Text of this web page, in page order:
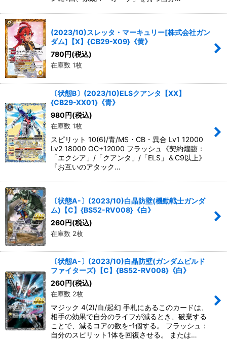
(2023/10)スレッタ・マーキュリー[株式会社ガン
ダム]【X】{CB29-X09}《黄》
780円(税込)
在庫数 1枚
〔状態B〕(2023/10)ELSクアンタ【XX】
{CB29-XX01}《青》
980円(税込)
在庫数 1枚
スピリット 10(6)/青/MS・CB・異合 Lv1 12000
Lv2 18000 OC+12000 フラッシュ《契約煌臨：
「エクシア」/「クアンタ」/「ELS」＆C9以上》
『お互いのアタック…
〔状態A-〕(2023/10)白晶防壁(機動戦士ガンダ
ム)【C】{BS52-RV008}《白》
260円(税込)
在庫数 2枚
〔状態A-〕(2023/10)白晶防壁(ガンダムビルド
ファイターズ)【C】{BS52-RV008}《白》
260 円(税込)
在庫数 2枚
マジック 4(2)/白/起幻 手札にあるこのカードは、
相手の効果で自分のライフが減るとき、破棄する
ことで、減るコアの数を-1個する。 フラッシュ：
自分のスピリット1体を回復させる。 または…